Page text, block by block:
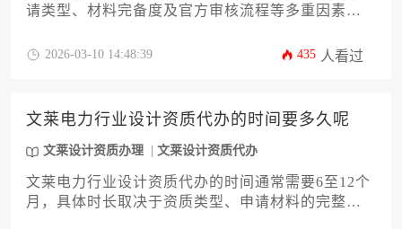
请类型、材料完备度及官方审核流程等多重因素影
程可能需要数月时间。对于希望高效推进的企业而
2026-03-10 14:48:39 435 人看过
文莱电力行业设计资质代办的时间要多久呢
文莱设计资质办理 文莱设计资质代办
文莱电力行业设计资质代办的时间通常需要6至12个
月，具体时长取决于资质类型、申请材料的完整